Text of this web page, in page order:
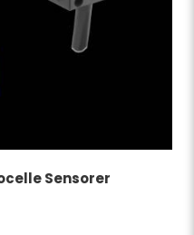
Sensorer